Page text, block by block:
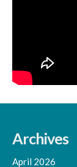
Archives
April 2026